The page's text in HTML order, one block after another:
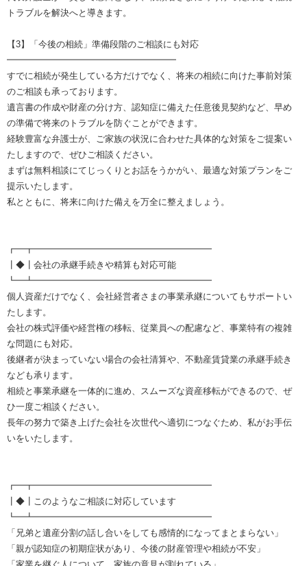
トラブルを解決へと導きます。
【3】「今後の相続」準備段階のご相談にも対応
━━━━━━━━━━━━━━━━━━━
すでに相続が発生している方だけでなく、将来の相続に向けた事前対策
のご相談も承っております。
遺言書の作成や財産の分け方、認知症に備えた任意後見契約など、早め
の準備で将来のトラブルを防ぐことができます。
経験豊富な弁護士が、ご家族の状況に合わせた具体的な対策をご提案い
たしますので、ぜひご相談ください。
まずは無料相談にてじっくりとお話をうかがい、最適な対策プランをご
提示いたします。
私とともに、将来に向けた備えを万全に整えましょう。
┏━┳━━━━━━━━━━━━━━━━━━━━
┃◆┃会社の承継手続きや精算も対応可能
┗━┻━━━━━━━━━━━━━━━━━━━━
個人資産だけでなく、会社経営者さまの事業承継についてもサポートい
たします。
会社の株式評価や経営権の移転、従業員への配慮など、事業特有の複雑
な問題にも対応。
後継者が決まっていない場合の会社清算や、不動産賃貸業の承継手続き
なども承ります。
相続と事業承継を一体的に進め、スムーズな資産移転ができるので、ぜ
ひ一度ご相談ください。
長年の努力で築き上げた会社を次世代へ適切につなぐため、私がお手伝
いをいたします。
┏━┳━━━━━━━━━━━━━━━━━━━━
┃◆┃このようなご相談に対応しています
┗━┻━━━━━━━━━━━━━━━━━━━━
「兄弟と遺産分割の話し合いをしても感情的になってまとまらない」
「親が認知症の初期症状があり、今後の財産管理や相続が不安」